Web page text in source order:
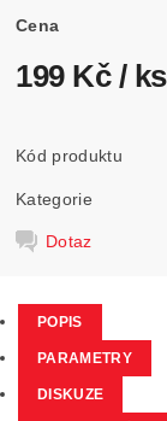
Cena
199 Kč / ks
Kód produktu
Kategorie
Dotaz
POPIS
PARAMETRY
DISKUZE